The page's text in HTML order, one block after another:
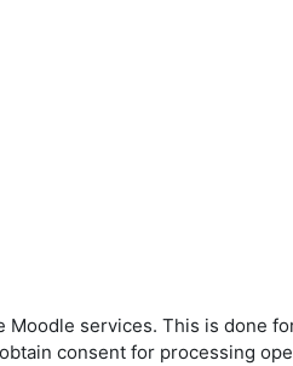
services. This is done
consent for processing